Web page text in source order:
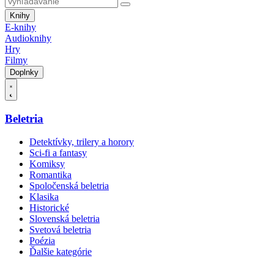
Knihy
E-knihy
Audioknihy
Hry
Filmy
Doplnky
Beletria
Detektívky, trilery a horory
Sci-fi a fantasy
Komiksy
Romantika
Spoločenská beletria
Klasika
Historické
Slovenská beletria
Svetová beletria
Poézia
Ďalšie kategórie